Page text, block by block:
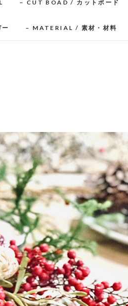
– CUT BOAD / カットボード
– MATERIAL / 素材・材料